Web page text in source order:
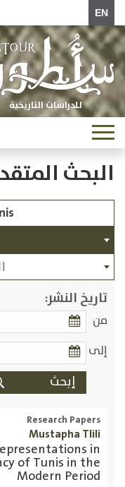
EN
للدراسات التاريخية
Toggle
navigation
البحث
تاريخ النشر:
من
إلى
Research Papers
Mustapha Tlili
in
of Tunis in the
Modern Period